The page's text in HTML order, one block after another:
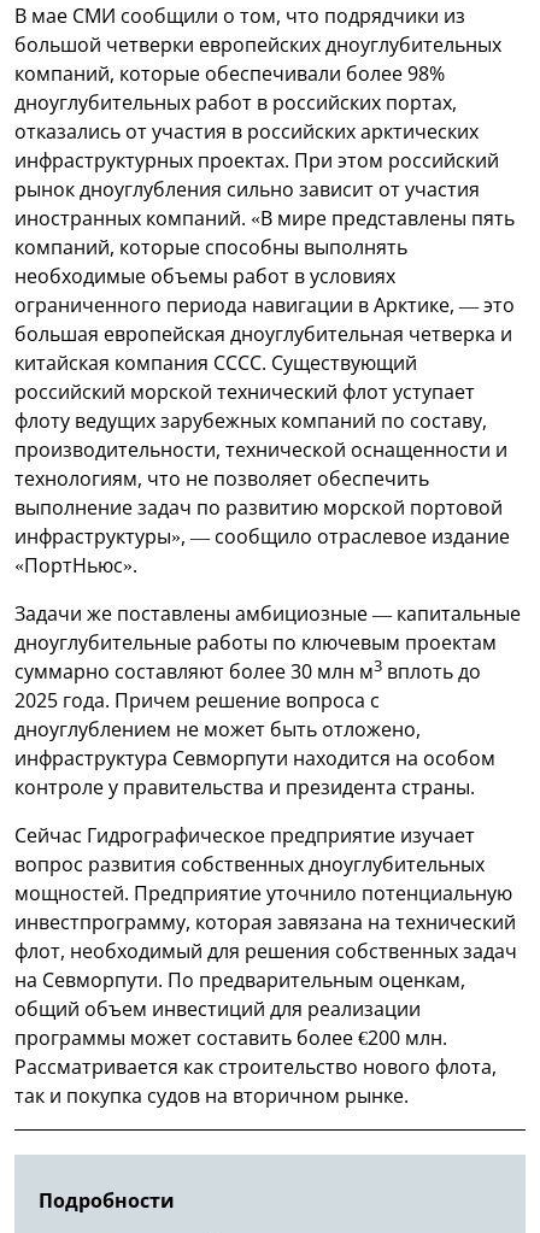
В мае СМИ сообщили о том, что подрядчики из
большой четверки европейских дноуглубительных
компаний, которые обеспечивали более 98%
дноуглубительных работ в российских портах,
отказались от участия в российских арктических
инфраструктурных проектах. При этом российский
рынок дноуглубления сильно зависит от участия
иностранных компаний. «В мире представлены пять
компаний, которые способны выполнять
необходимые объемы работ в условиях
ограниченного периода навигации в Арктике, — это
большая европейская дноуглубительная четверка и
китайская компания СССС. Существующий
российский морской технический флот уступает
флоту ведущих зарубежных компаний по составу,
производительности, технической оснащенности и
технологиям, что не позволяет обеспечить
выполнение задач по развитию морской портовой
инфраструктуры», — сообщило отраслевое издание
«ПортНьюс».
Задачи же поставлены амбициозные — капитальные
дноуглубительные работы по ключевым проектам
суммарно составляют более 30 млн м3 вплоть до
2025 года. Причем решение вопроса с
дноуглублением не может быть отложено,
инфраструктура Севморпути находится на особом
контроле у правительства и президента страны.
Сейчас Гидрографическое предприятие изучает
вопрос развития собственных дноуглубительных
мощностей. Предприятие уточнило потенциальную
инвестпрограмму, которая завязана на технический
флот, необходимый для решения собственных задач
на Севморпути. По предварительным оценкам,
общий объем инвестиций для реализации
программы может составить более €200 млн.
Рассматривается как строительство нового флота,
так и покупка судов на вторичном рынке.
Подробности